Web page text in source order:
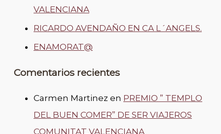
VALENCIANA
RICARDO AVENDAÑO EN CA L´ANGELS.
ENAMORAT@
Comentarios recientes
Carmen Martinez en PREMIO ” TEMPLO
DEL BUEN COMER” DE SER VIAJEROS
COMUNITAT VALENCIANA